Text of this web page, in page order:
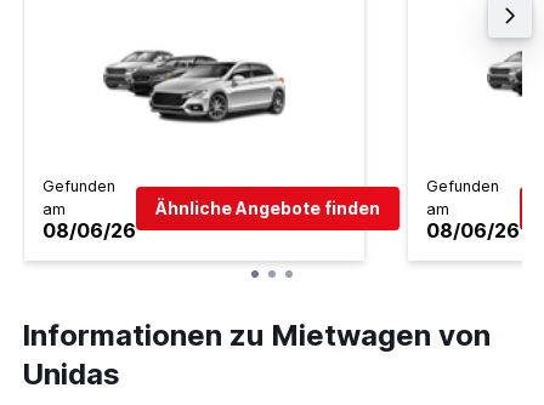
Gefunden
am
08/06/26
Ähnliche Angebote finden
Gefunden
am
08/06/26
Informationen zu Mietwagen von
Unidas